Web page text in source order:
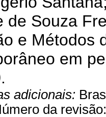
de Souza
e Métodos
em
adicionais:
da